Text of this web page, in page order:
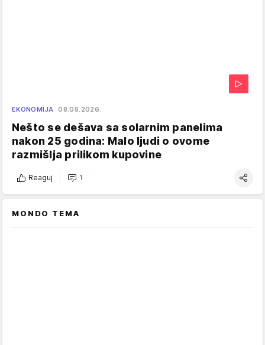
EKONOMIJA 08.08.2026.
Nešto se dešava sa solarnim panelima
nakon 25 godina: Malo ljudi o ovome
razmišlja prilikom kupovine
Reaguj 1
MONDO TEMA